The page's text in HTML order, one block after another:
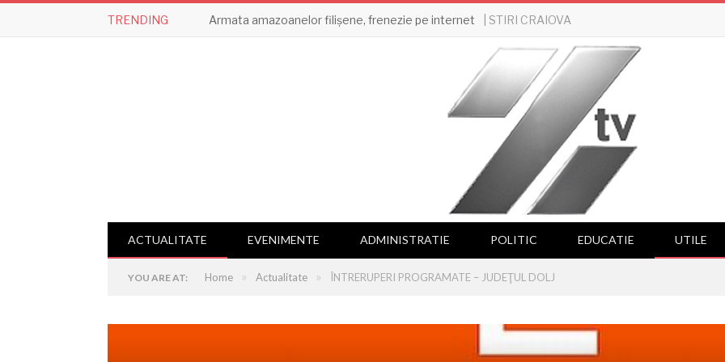
TRENDING Armata amazoanelor filișene, frenezie pe internet | STIRI CRAIOVA
ACTUALITATE EVENIMENTE ADMINISTRATIE POLITIC EDUCATIE UTILE
YOU ARE AT: Home » Actualitate » ÎNTRERUPERI PROGRAMATE – JUDEŢUL DOLJ